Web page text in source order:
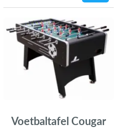
Voetbaltafel Cougar